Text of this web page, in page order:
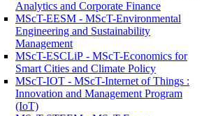
Analytics and Corporate Finance
MScT-EESM - MScT-Environmental
Engineering and Sustainability
Management
MScT-ESCLiP - MScT-Economics for
Smart Cities and Climate Policy
MScT-IOT - MScT-Internet of Things :
Innovation and Management Program
(IoT)